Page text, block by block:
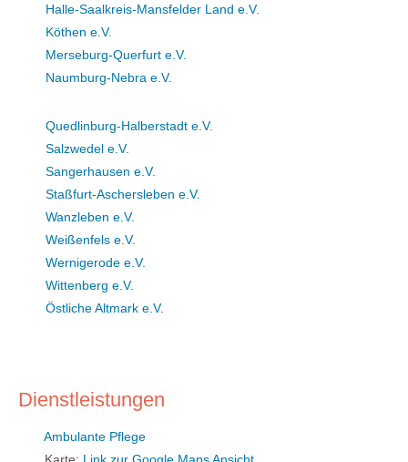
Halle-Saalkreis-Mansfelder Land e.V.
Köthen e.V.
Merseburg-Querfurt e.V.
Naumburg-Nebra e.V.
Quedlinburg-Halberstadt e.V.
Salzwedel e.V.
Sangerhausen e.V.
Staßfurt-Aschersleben e.V.
Wanzleben e.V.
Weißenfels e.V.
Wernigerode e.V.
Wittenberg e.V.
Östliche Altmark e.V.
Dienstleistungen
Ambulante Pflege